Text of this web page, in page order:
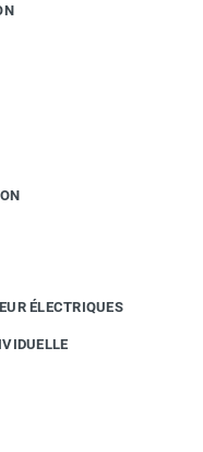
ÉLECTRIQUES